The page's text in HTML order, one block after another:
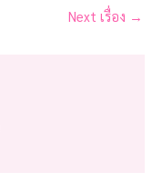
Next เรื่อง →